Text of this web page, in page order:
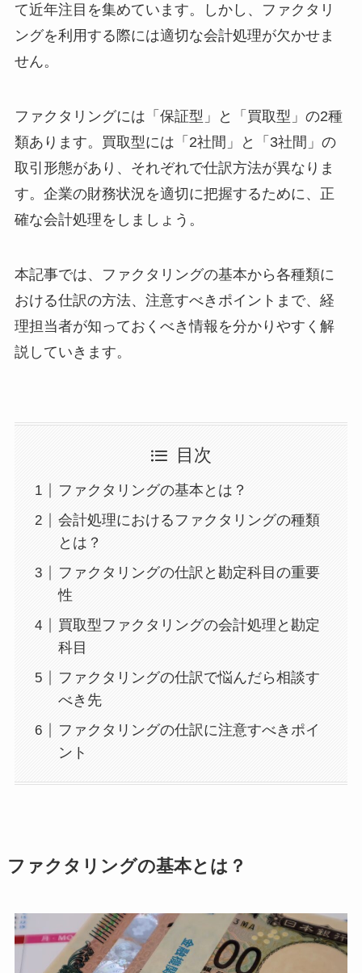
て近年注目を集めています。しかし、ファクタリ
ングを利用する際には適切な会計処理が欠かせま
せん。
ファクタリングには「保証型」と「買取型」の2種
類あります。買取型には「2社間」と「3社間」の
取引形態があり、それぞれで仕訳方法が異なりま
す。企業の財務状況を適切に把握するために、正
確な会計処理をしましょう。
本記事では、ファクタリングの基本から各種類に
おける仕訳の方法、注意すべきポイントまで、経
理担当者が知っておくべき情報を分かりやすく解
説していきます。
目次
ファクタリングの基本とは？
会計処理におけるファクタリングの種類
とは？
ファクタリングの仕訳と勘定科目の重要
性
買取型ファクタリングの会計処理と勘定
科目
ファクタリングの仕訳で悩んだら相談す
べき先
ファクタリングの仕訳に注意すべきポイ
ント
ファクタリングの基本とは？